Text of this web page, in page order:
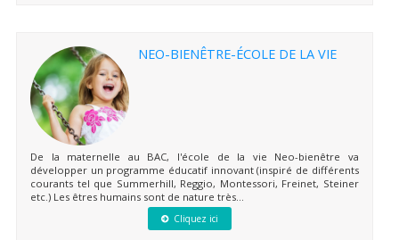
NEO-BIENÊTRE-ÉCOLE DE LA VIE
De la maternelle au BAC, l'école de la vie Neo-bienêtre va
développer un programme éducatif innovant (inspiré de différents
courants tel que Summerhill, Reggio, Montessori, Freinet, Steiner
etc.) Les êtres humains sont de nature très...
Cliquez ici